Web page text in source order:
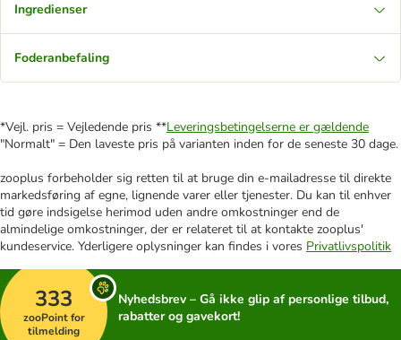
Ingredienser
Foderanbefaling
*Vejl. pris = Vejledende pris **Leveringsbetingelserne er gældende
"Normalt" = Den laveste pris på varianten inden for de seneste 30 dage.
zooplus forbeholder sig retten til at bruge din e-mailadresse til direkte
markedsføring af egne, lignende varer eller tjenester. Du kan til enhver
tid gøre indsigelse herimod uden andre omkostninger end de
almindelige omkostninger, der er relateret til at kontakte zooplus'
kundeservice. Yderligere oplysninger kan findes i vores Privatlivspolitik
333
zooPoint for
tilmelding
Nyhedsbrev – Gå ikke glip af personlige tilbud,
rabatter og gavekort!